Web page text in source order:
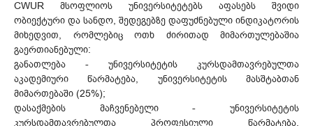
CWUR მსოფლიოს უნივერსიტეტებს აფასებს შვიდი
ობიექტური და სანდო, შედეგებზე დაფუძნებული ინდიკატორის
მიხედვით, რომლებიც ოთხ ძირითად მიმართულებაშია
გაერთიანებული:
განათლება - უნივერსიტეტის კურსდამთავრებულთა
აკადემიური წარმატება, უნივერსიტეტის მასშტაბთან
მიმართებაში (25%);
დასაქმების მაჩვენებელი - უნივერსიტეტის
კურსდამთავრებულთა პროფესიული წარმატება,